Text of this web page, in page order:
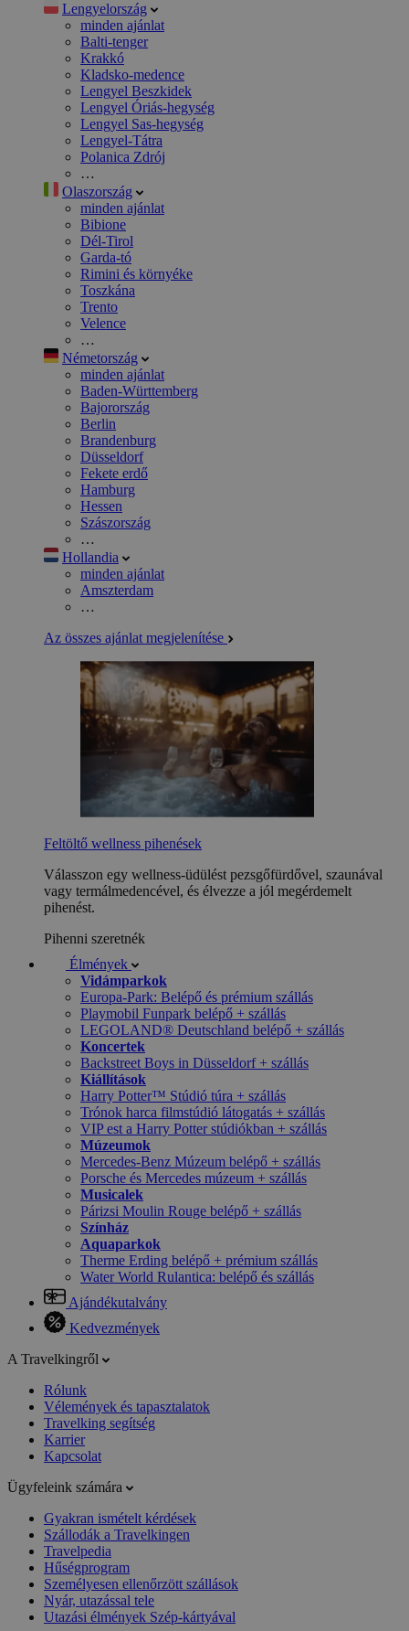
Lengyelország
minden ajánlat
Balti-tenger
Krakkó
Kladsko-medence
Lengyel Beszkidek
Lengyel Óriás-hegység
Lengyel Sas-hegység
Lengyel-Tátra
Polanica Zdrój
…
Olaszország
minden ajánlat
Bibione
Dél-Tirol
Garda-tó
Rimini és környéke
Toszkána
Trento
Velence
…
Németország
minden ajánlat
Baden-Württemberg
Bajorország
Berlin
Brandenburg
Düsseldorf
Fekete erdő
Hamburg
Hessen
Szászország
…
Hollandia
minden ajánlat
Amszterdam
…
Az összes ajánlat megjelenítése
Feltöltő wellness pihenések
Válasszon egy wellness-üdülést pezsgőfürdővel, szaunával
vagy termálmedencével, és élvezze a jól megérdemelt
pihenést.
Pihenni szeretnék
Élmények
Vidámparkok
Europa-Park: Belépő és prémium szállás
Playmobil Funpark belépő + szállás
LEGOLAND® Deutschland belépő + szállás
Koncertek
Backstreet Boys in Düsseldorf + szállás
Kiállítások
Harry Potter™ Stúdió túra + szállás
Trónok harca filmstúdió látogatás + szállás
VIP est a Harry Potter stúdiókban + szállás
Múzeumok
Mercedes-Benz Múzeum belépő + szállás
Porsche és Mercedes múzeum + szállás
Musicalek
Párizsi Moulin Rouge belépő + szállás
Színház
Aquaparkok
Therme Erding belépő + prémium szállás
Water World Rulantica: belépő és szállás
Ajándékutalvány
Kedvezmények
A Travelkingről
Rólunk
Vélemények és tapasztalatok
Travelking segítség
Karrier
Kapcsolat
Ügyfeleink számára
Gyakran ismételt kérdések
Szállodák a Travelkingen
Travelpedia
Hűségprogram
Személyesen ellenőrzött szállások
Nyár, utazással tele
Utazási élmények Szép-kártyával